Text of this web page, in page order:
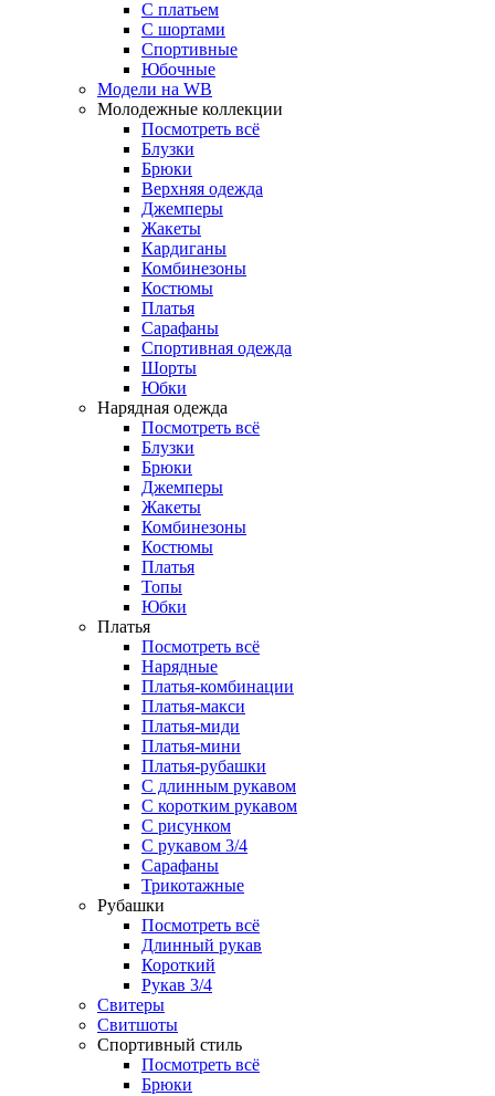
С платьем
С шортами
Спортивные
Юбочные
Модели на WB
Молодежные коллекции
Посмотреть всё
Блузки
Брюки
Верхняя одежда
Джемперы
Жакеты
Кардиганы
Комбинезоны
Костюмы
Платья
Сарафаны
Спортивная одежда
Шорты
Юбки
Нарядная одежда
Посмотреть всё
Блузки
Брюки
Джемперы
Жакеты
Комбинезоны
Костюмы
Платья
Топы
Юбки
Платья
Посмотреть всё
Нарядные
Платья-комбинации
Платья-макси
Платья-миди
Платья-мини
Платья-рубашки
С длинным рукавом
С коротким рукавом
С рисунком
С рукавом 3/4
Сарафаны
Трикотажные
Рубашки
Посмотреть всё
Длинный рукав
Короткий
Рукав 3/4
Свитеры
Свитшоты
Спортивный стиль
Посмотреть всё
Брюки